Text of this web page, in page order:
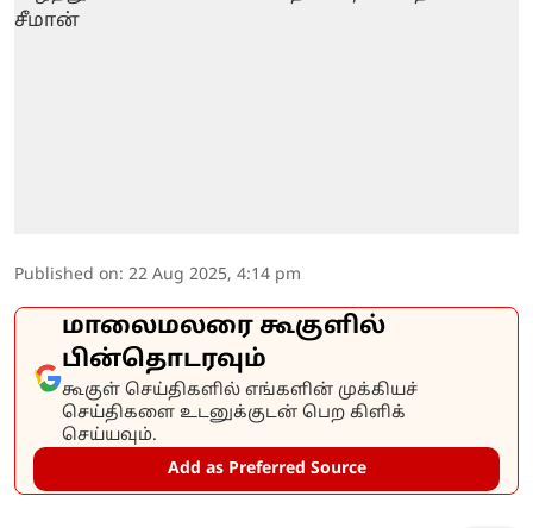
Published on: 22 Aug 2025, 4:14 pm
மாலைமலரை கூகுளில்
பின்தொடரவும்
கூகுள் செய்திகளில் எங்களின் முக்கியச்
செய்திகளை உடனுக்குடன் பெற கிளிக்
செய்யவும்.
Add as Preferred Source